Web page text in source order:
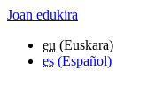
Joan edukira
eu (Euskara)
es (Español)